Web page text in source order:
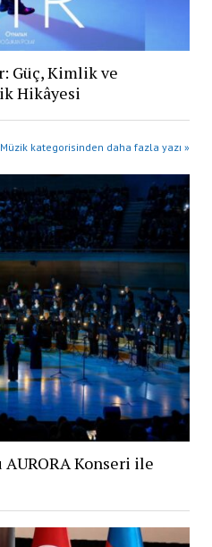
Güç, Kimlik ve
Hikâyesi
Müzik kategorisinden daha fazla yazı »
Konseri ile